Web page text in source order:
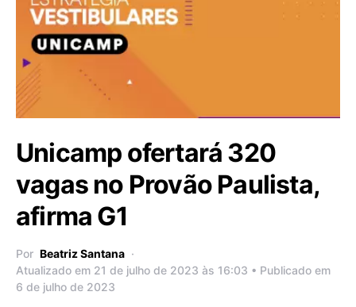
Unicamp ofertará 320
vagas no Provão Paulista,
afirma G1
Por Beatriz Santana
Atualizado em 21 de julho de 2023 às 16:03 • Publicado em
6 de julho de 2023